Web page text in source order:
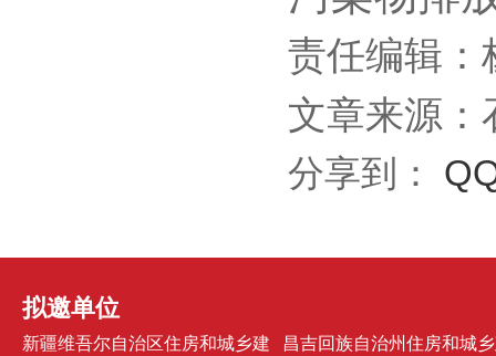
责任编辑：
文章来源：
分享到：
拟邀单位
新疆维吾尔自治区住房和城乡建
昌吉回族自治州住房和城